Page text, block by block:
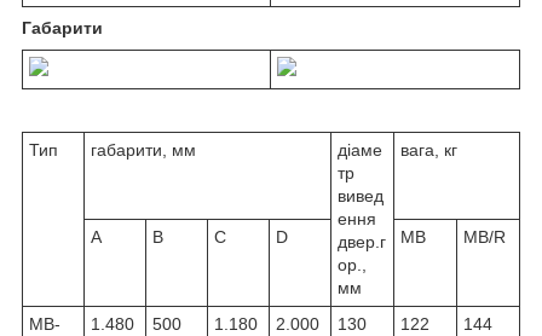
Габарити
Тип габарити, мм
діаме
тр
вивед
ення
двер.г
ор.,
мм
вага, кг
A B C D MB MB/R
MB-
1.480 500 1.180 2.000 130 122 144